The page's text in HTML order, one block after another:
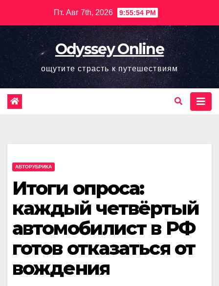
содержимому
Пт. Авг 7th, 2026 9:55:55 PM
Odyssey Online
ощутите страсть к путешествиям
АВТОРУБРИКА
Итоги опроса:
каждый четвёртый
автомобилист в РФ
готов отказаться от
вождения